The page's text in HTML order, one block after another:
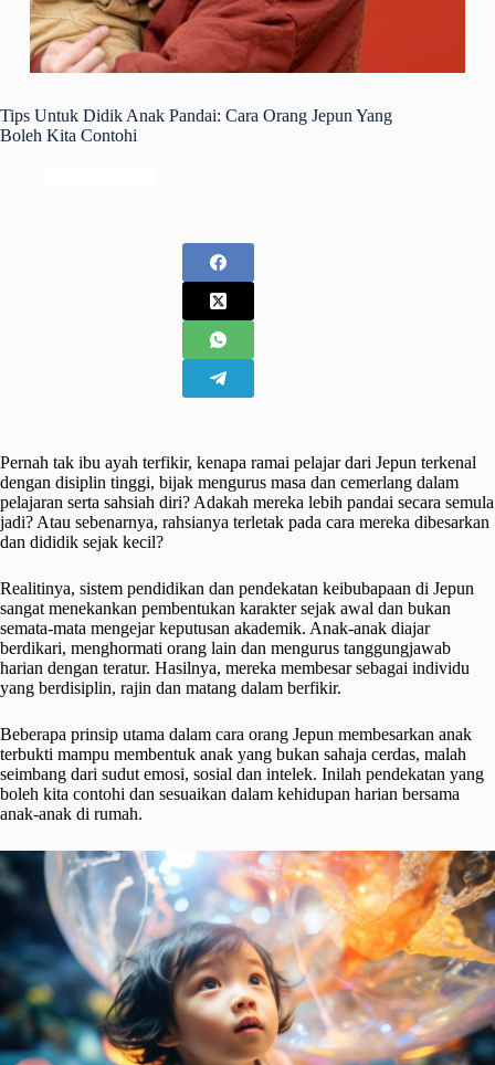
Tips Untuk Didik Anak Pandai: Cara Orang Jepun Yang
Boleh Kita Contohi
Pernah tak ibu ayah terfikir, kenapa ramai pelajar dari Jepun terkenal
dengan disiplin tinggi, bijak mengurus masa dan cemerlang dalam
pelajaran serta sahsiah diri? Adakah mereka lebih pandai secara semula
jadi? Atau sebenarnya, rahsianya terletak pada cara mereka dibesarkan
dan dididik sejak kecil?
Realitinya, sistem pendidikan dan pendekatan keibubapaan di Jepun
sangat menekankan pembentukan karakter sejak awal dan bukan
semata-mata mengejar keputusan akademik. Anak-anak diajar
berdikari, menghormati orang lain dan mengurus tanggungjawab
harian dengan teratur. Hasilnya, mereka membesar sebagai individu
yang berdisiplin, rajin dan matang dalam berfikir.
Beberapa prinsip utama dalam cara orang Jepun membesarkan anak
terbukti mampu membentuk anak yang bukan sahaja cerdas, malah
seimbang dari sudut emosi, sosial dan intelek. Inilah pendekatan yang
boleh kita contohi dan sesuaikan dalam kehidupan harian bersama
anak-anak di rumah.